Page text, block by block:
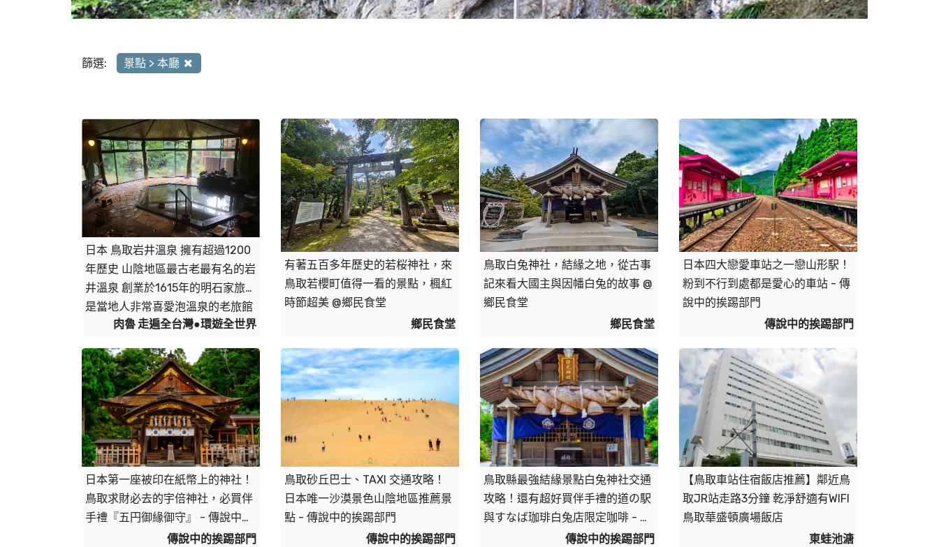
篩選: 景點 > 本廳
日本 鳥取岩井溫泉 擁有超過1200
年歷史 山陰地區最古老最有名的岩
井溫泉 創業於1615年的明石家旅館
是當地人非常喜愛泡溫泉的老旅館
唷 還擁有害羞指數破表的男女混浴
肉魯 走遍全台灣●環遊全世界
有著五百多年歷史的若桜神社，來
鳥取若櫻町值得一看的景點，楓紅
時節超美 @鄉民食堂
鄉民食堂
鳥取白兔神社，結緣之地，從古事
記來看大國主與因幡白兔的故事 @
鄉民食堂
鄉民食堂
日本四大戀愛車站之一戀山形駅！
粉到不行到處都是愛心的車站 - 傳
說中的挨踢部門
傳說中的挨踢部門
日本第一座被印在紙幣上的神社！
鳥取求財必去的宇倍神社，必買伴
手禮『五円御緣御守』 - 傳說中的
傳說中的挨踢部門
鳥取砂丘巴士、TAXI 交通攻略！
日本唯一沙漠景色山陰地區推薦景
點 - 傳說中的挨踢部門
傳說中的挨踢部門
鳥取縣最強結緣景點白兔神社交通
攻略！還有超好買伴手禮的道の駅
與すなば珈琲白兔店限定咖啡 - 傳
傳說中的挨踢部門
【鳥取車站住宿飯店推薦】鄰近鳥
取JR站走路3分鐘 乾淨舒適有WIFI
鳥取華盛頓廣場飯店
東蛙池溏